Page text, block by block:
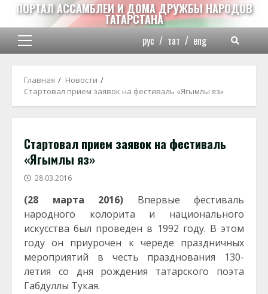
Перейти
содержимому
ПОРТАЛ АССАМБЛЕИ И ДОМА ДРУЖБЫ НАРОДОВ
ТАТАРСТАНА
Основное
рус / тат / eng
Главная
Новости
Стартовал прием заявок на фестиваль «Ягымлы яз»
Стартовал прием заявок на фестиваль
«Ягымлы яз»
28.03.2016
(28 марта 2016) Впервые фестиваль
народного колорита и национального
искусства был проведен в 1992 году. В этом
году он приурочен к череде праздничных
мероприятий в честь празднования 130-
летия со дня рождения татарского поэта
Габдуллы Тукая.